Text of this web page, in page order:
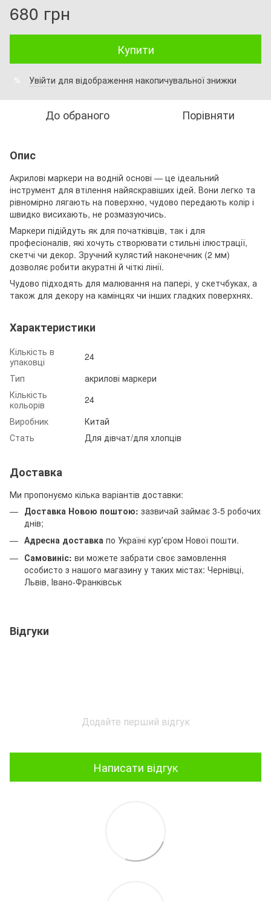
680 грн
Купити
% Увійти для відображення накопичувальної знижки
До обраного Порівняти
Опис
Акрилові маркери на водній основі — це ідеальний
інструмент для втілення найяскравіших ідей. Вони легко та
рівномірно лягають на поверхню, чудово передають колір і
швидко висихають, не розмазуючись.
Маркери підійдуть як для початківців, так і для
професіоналів, які хочуть створювати стильні ілюстрації,
скетчі чи декор. Зручний кулястий наконечник (2 мм)
дозволяє робити акуратні й чіткі лінії.
Чудово підходять для малювання на папері, у скетчбуках, а
також для декору на камінцях чи інших гладких поверхнях.
Характеристики
Кількість в
упаковці
24
Тип
акрилові маркери
Кількість
кольорів
24
Виробник
Китай
Стать
Для дівчат/для хлопців
Доставка
Ми пропонуємо кілька варіантів доставки:
Доставка Новою поштою: зазвичай займає 3-5 робочих
днів;
Адресна доставка по Україні курʼєром Нової пошти.
Самовиніс: ви можете забрати своє замовлення
особисто з нашого магазину у таких містах: Чернівці,
Львів, Івано-Франківськ
Відгуки
Додайте перший відгук
Написати відгук